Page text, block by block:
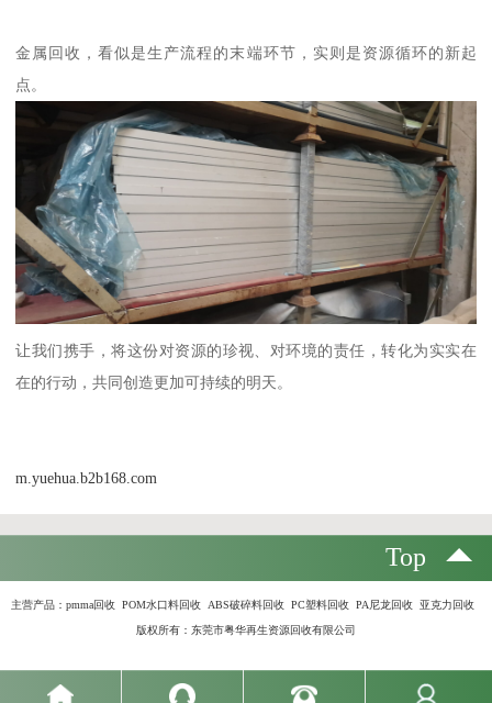
金属回收，看似是生产流程的末端环节，实则是资源循环的新起
点。
让我们携手，将这份对资源的珍视、对环境的责任，转化为实实在
在的行动，共同创造更加可持续的明天。
m.yuehua.b2b168.com
Top
主营产品： pmma回收 POM水口料回收 ABS破碎料回收 PC塑料回收 PA尼龙回收 亚克力回收
版权所有：东莞市粤华再生资源回收有限公司